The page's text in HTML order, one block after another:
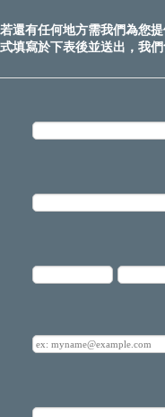
若還有任何地方需我們為您
式填寫於下表後並送出，我